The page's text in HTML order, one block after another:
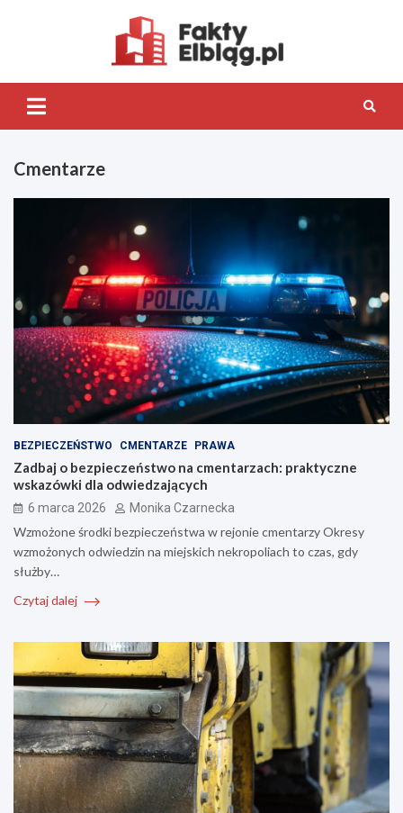
Cmentarze
BEZPIECZEŃSTWO CMENTARZE PRAWA
Zadbaj o bezpieczeństwo na cmentarzach: praktyczne
wskazówki dla odwiedzających
6 marca 2026 Monika Czarnecka
Wzmożone środki bezpieczeństwa w rejonie cmentarzy Okresy
wzmożonych odwiedzin na miejskich nekropoliach to czas, gdy
służby…
Czytaj dalej